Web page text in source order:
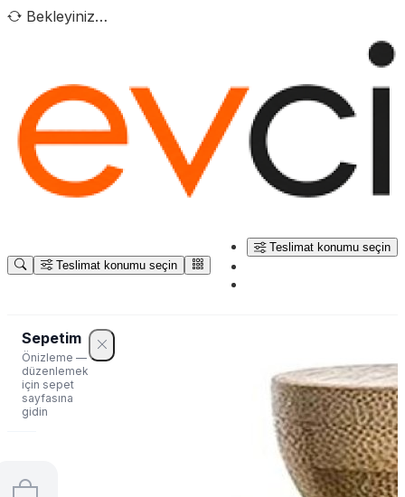
Bekleyiniz…
Teslimat konumu seçin
Teslimat konumu seçin
Sepetim
Önizleme —
düzenlemek
için sepet
sayfasına
gidin